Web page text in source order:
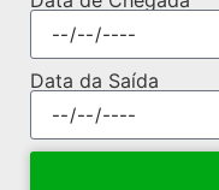
Data da Saída